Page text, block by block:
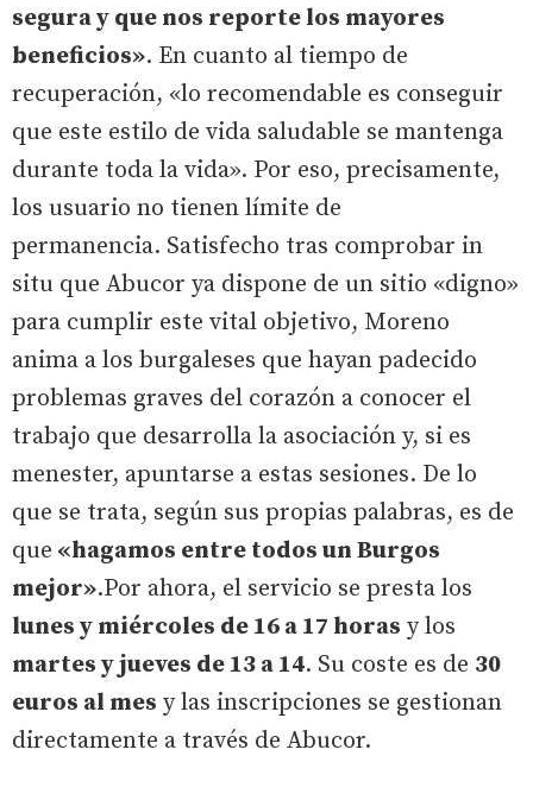
segura y que nos reporte los mayores
beneficios». En cuanto al tiempo de
recuperación, «lo recomendable es conseguir
que este estilo de vida saludable se mantenga
durante toda la vida». Por eso, precisamente,
los usuario no tienen límite de
permanencia. Satisfecho tras comprobar in
situ que Abucor ya dispone de un sitio «digno»
para cumplir este vital objetivo, Moreno
anima a los burgaleses que hayan padecido
problemas graves del corazón a conocer el
trabajo que desarrolla la asociación y, si es
menester, apuntarse a estas sesiones. De lo
que se trata, según sus propias palabras, es de
que «hagamos entre todos un Burgos
mejor».Por ahora, el servicio se presta los
lunes y miércoles de 16 a 17 horas y los
martes y jueves de 13 a 14. Su coste es de 30
euros al mes y las inscripciones se gestionan
directamente a través de Abucor.